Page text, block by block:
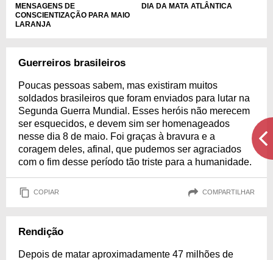
MENSAGENS DE
CONSCIENTIZAÇÃO PARA MAIO
LARANJA
DIA DA MATA ATLÂNTICA
Guerreiros brasileiros
Poucas pessoas sabem, mas existiram muitos
soldados brasileiros que foram enviados para lutar na
Segunda Guerra Mundial. Esses heróis não merecem
ser esquecidos, e devem sim ser homenageados
nesse dia 8 de maio. Foi graças à bravura e a
coragem deles, afinal, que pudemos ser agraciados
com o fim desse período tão triste para a humanidade.
COPIAR COMPARTILHAR
Rendição
Depois de matar aproximadamente 47 milhões de